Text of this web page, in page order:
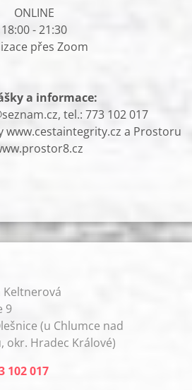
ONLINE
18:00 - 21:30
přes Zoom
a informace:
tel.: 773 102 017
www.cestaintegrity.cz a Prostoru
Keltnerová
9
(u Chlumce nad
okr. Hradec Králové)
102 017